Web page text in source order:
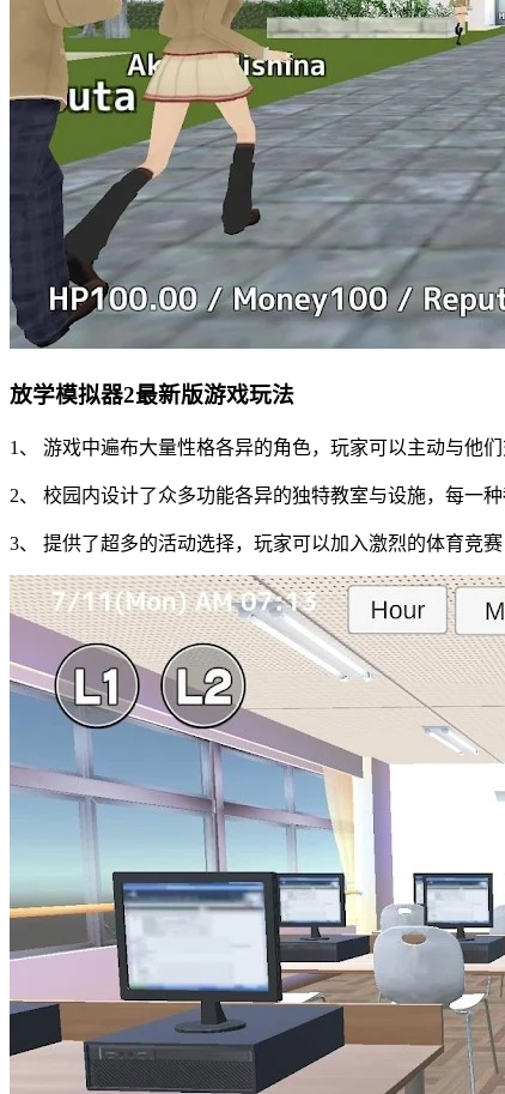
放学模拟器2最新版游戏玩法
1、 游戏中遍布大量性格各异的角色，玩家可以主动与他
2、 校园内设计了众多功能各异的独特教室与设施，每一
3、 提供了超多的活动选择，玩家可以加入激烈的体育竞